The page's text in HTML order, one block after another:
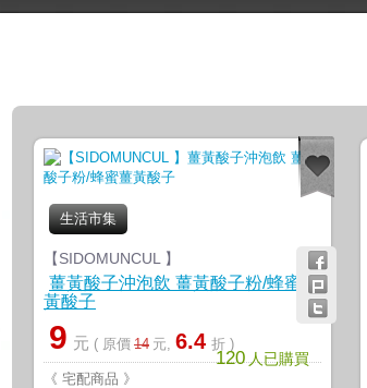
生活市集
120人已購買
【SIDOMUNCUL 】
薑黃酸子沖泡飲 薑黃酸子粉/蜂蜜薑
黃酸子
9 元 ( 原價 14 元, 6.4 折 )
《 宅配商品 》